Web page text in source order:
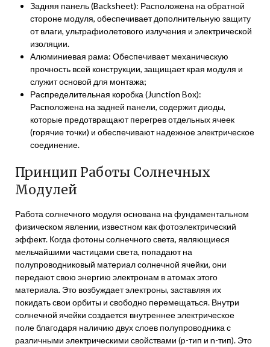
Задняя панель (Backsheet): Расположена на обратной
стороне модуля, обеспечивает дополнительную защиту
от влаги, ультрафиолетового излучения и электрической
изоляции.
Алюминиевая рама: Обеспечивает механическую
прочность всей конструкции, защищает края модуля и
служит основой для монтажа;
Распределительная коробка (Junction Box):
Расположена на задней панели, содержит диоды,
которые предотвращают перегрев отдельных ячеек
(горячие точки) и обеспечивают надежное электрическое
соединение.
Принцип Работы Солнечных
Модулей
Работа солнечного модуля основана на фундаментальном
физическом явлении, известном как фотоэлектрический
эффект. Когда фотоны солнечного света, являющиеся
мельчайшими частицами света, попадают на
полупроводниковый материал солнечной ячейки, они
передают свою энергию электронам в атомах этого
материала. Это возбуждает электроны, заставляя их
покидать свои орбиты и свободно перемещаться. Внутри
солнечной ячейки создается внутреннее электрическое
поле благодаря наличию двух слоев полупроводника с
различными электрическими свойствами (p-тип и n-тип). Это